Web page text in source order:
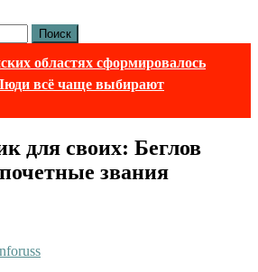
областях сформировалось
всё чаще выбирают
для своих: Беглов
звания